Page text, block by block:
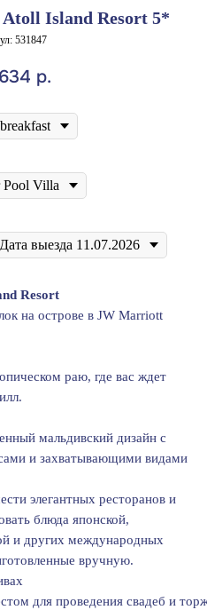
Island Resort 5*
531847
р.
Resort
на острове в JW Marriott
раю, где вас ждет
мальдивский дизайн с
и захватывающими видами
элегантных ресторанов и
блюда японской,
и других международных
вручную.
для проведения свадеб и